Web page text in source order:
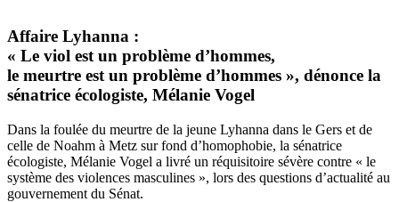
Affaire Lyhanna :
« Le viol est un problème d’hommes,
le meurtre est un problème d’hommes », dénonce la
sénatrice écologiste, Mélanie Vogel
Dans la foulée du meurtre de la jeune Lyhanna dans le Gers et de
celle de Noahm à Metz sur fond d’homophobie, la sénatrice
écologiste, Mélanie Vogel a livré un réquisitoire sévère contre « le
système des violences masculines », lors des questions d’actualité au
gouvernement du Sénat.